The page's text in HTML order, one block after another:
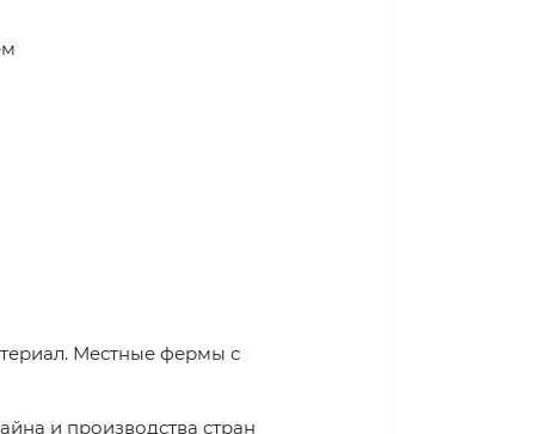
Местные фермы с
и производства стран